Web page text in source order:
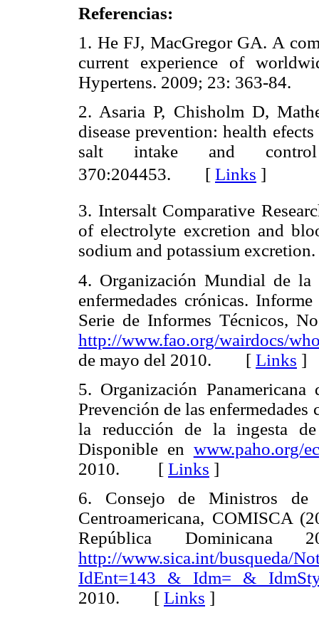
Referencias:
1. He FJ, MacGregor GA. A
current experience of
Hypertens. 2009; 23: 363-
2. Asaria P, Chisholm D,
disease prevention: health
salt intake and
370:204453. [ Links ]
3. Intersalt Comparative
of electrolyte excretion and
sodium and potassium
4. Organización Mundial de
enfermedades crónicas.
Serie de Informes Técnicos,
http://www.fao.org/wairdocs/
de mayo del 2010. [ Links ]
5. Organización
Prevención de las enfermedades
la reducción de la ingesta
Disponible en www.paho.org/
2010. [ Links ]
6. Consejo de Ministros de
Centroamericana, COMISCA
República
http://www.sica.int/busqueda/
IdEnt=143 & Idm= &
2010. [ Links ]